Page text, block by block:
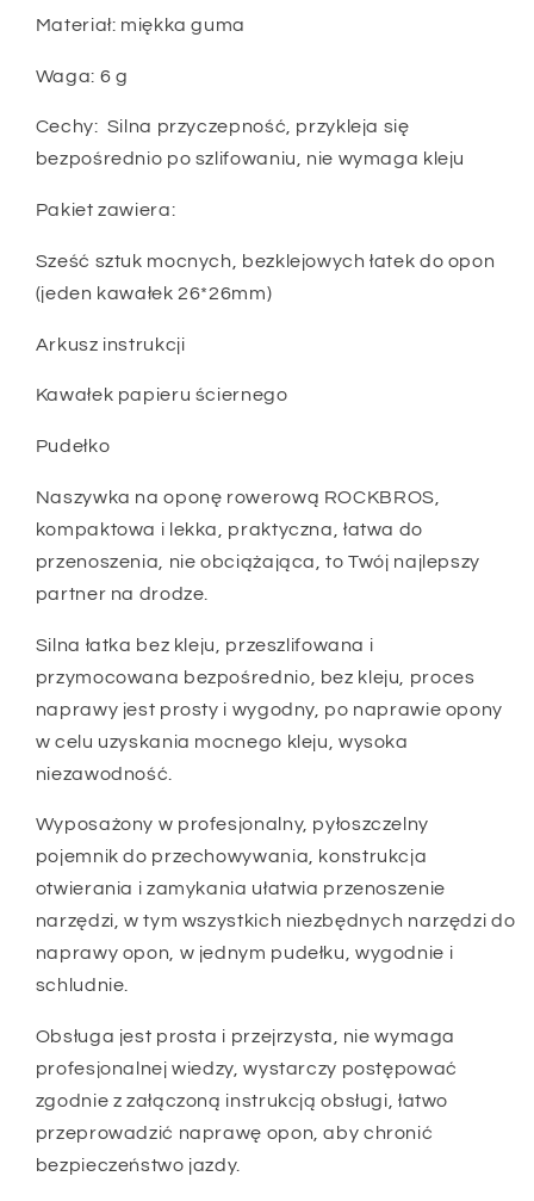
Materiał: miękka guma
Waga: 6 g
Cechy: Silna przyczepność, przykleja się
bezpośrednio po szlifowaniu, nie wymaga kleju
Pakiet zawiera:
Sześć sztuk mocnych, bezklejowych łatek do opon
(jeden kawałek 26*26mm)
Arkusz instrukcji
Kawałek papieru ściernego
Pudełko
Naszywka na oponę rowerową ROCKBROS,
kompaktowa i lekka, praktyczna, łatwa do
przenoszenia, nie obciążająca, to Twój najlepszy
partner na drodze.
Silna łatka bez kleju, przeszlifowana i
przymocowana bezpośrednio, bez kleju, proces
naprawy jest prosty i wygodny, po naprawie opony
w celu uzyskania mocnego kleju, wysoka
niezawodność.
Wyposażony w profesjonalny, pyłoszczelny
pojemnik do przechowywania, konstrukcja
otwierania i zamykania ułatwia przenoszenie
narzędzi, w tym wszystkich niezbędnych narzędzi do
naprawy opon, w jednym pudełku, wygodnie i
schludnie.
Obsługa jest prosta i przejrzysta, nie wymaga
profesjonalnej wiedzy, wystarczy postępować
zgodnie z załączoną instrukcją obsługi, łatwo
przeprowadzić naprawę opon, aby chronić
bezpieczeństwo jazdy.